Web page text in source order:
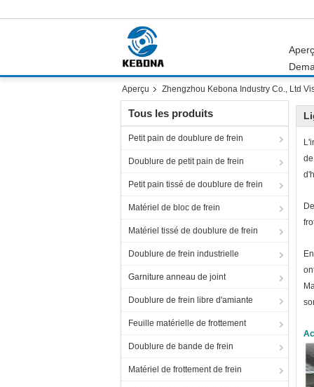
Aperçu Zhengzhou Kebona Industry Co., Ltd
Tous les produits
Petit pain de doublure de frein
Doublure de petit pain de frein
Petit pain tissé de doublure de frein
Matériel de bloc de frein
Matériel tissé de doublure de frein
Doublure de frein industrielle
Garniture anneau de joint
Doublure de frein libre d'amiante
Feuille matérielle de frottement
Doublure de bande de frein
Matériel de frottement de frein